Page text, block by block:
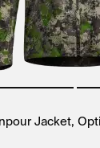
Jacket,